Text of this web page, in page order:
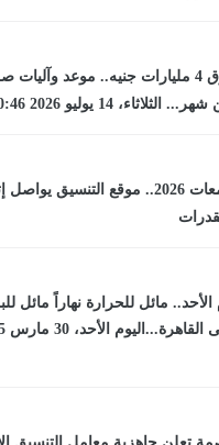
بميزانية تفوق 4 مليارات جنيه.. موعد
14 يوليو 2026 10:46 صـ
تنسيق الجامعات 2026.. موقع التنسيق
مائل للحرارة نهاراً مائل
تعلن جاهزية معامل التنسيق